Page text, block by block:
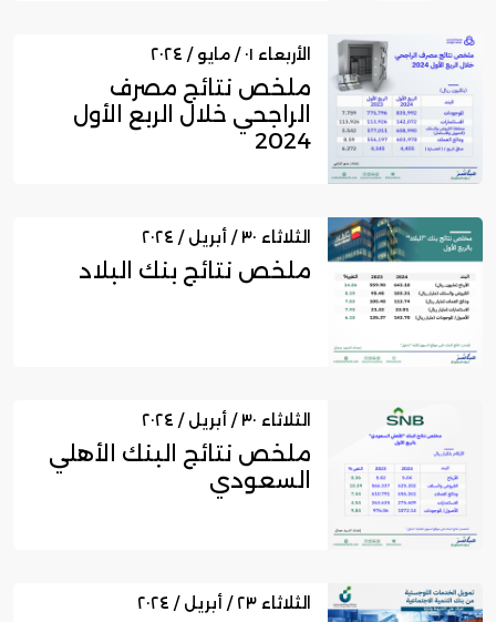
الأربعاء ٠١ / مايو / ٢٠٢٤
ملخص نتائج مصرف
الراجحي خلال الربع الأول
2024
الثلاثاء ٣٠ / أبريل / ٢٠٢٤
ملخص نتائج بنك البلاد
الثلاثاء ٣٠ / أبريل / ٢٠٢٤
ملخص نتائج البنك الأهلي
السعودي
الثلاثاء ٢٣ / أبريل / ٢٠٢٤